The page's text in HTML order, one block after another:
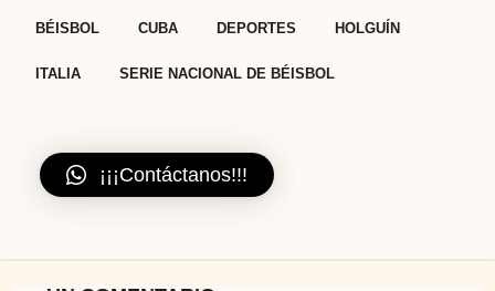
BÉISBOL CUBA DEPORTES HOLGUÍN
ITALIA SERIE NACIONAL DE BÉISBOL
¡¡¡Contáctanos!!!